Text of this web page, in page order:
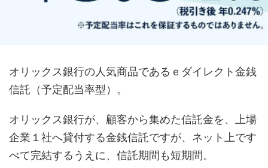
オリックス銀行の人気商品であるｅダイレクト金銭
信託（予定配当率型）。
オリックス銀行が、顧客から集めた信託金を、上場
企業１社へ貸付する金銭信託ですが、ネット上です
べて完結するうえに、信託期間も短期間。